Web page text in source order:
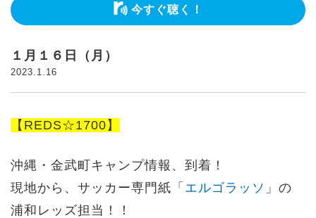
今すぐ聴く！
１月１６日（月）
2023.1.16
【REDS☆1700】
沖縄・金武町キャンプ情報、到着！
現地から、サッカー専門紙「 エルゴラッソ 」の
浦和レッズ担当！！